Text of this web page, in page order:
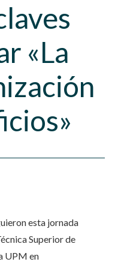
«La
esta jornada
Superior de
UPM en